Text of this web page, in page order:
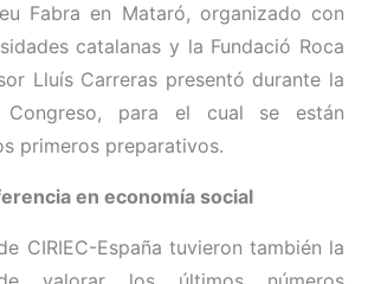
Fabra en Mataró, organizado con
catalanas y la Fundació Roca
Lluís Carreras presentó durante la
Congreso, para el cual se están
primeros preparativos.
en economía social
CIRIEC-España tuvieron también la